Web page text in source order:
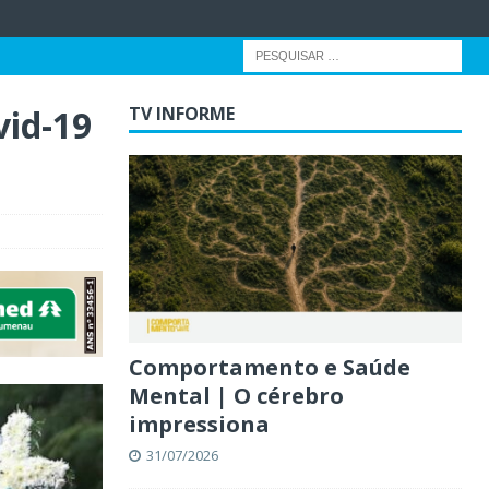
19
TV INFORME
Comportamento e Saúde
Mental | O cérebro
impressiona
31/07/2026